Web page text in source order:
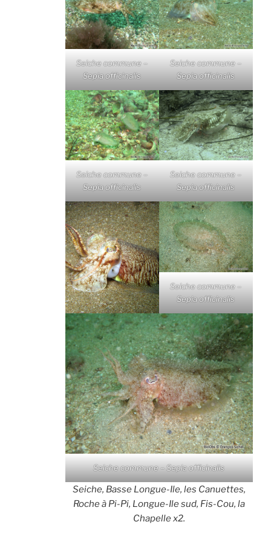
Seiche commune –
Sepia officinalis
Seiche commune –
Sepia officinalis
Seiche commune –
Sepia officinalis
Seiche commune –
Sepia officinalis
Seiche commune –
Sepia officinalis
Seiche commune – Sepia officinalis
Seiche, Basse Longue-Ile, les Canuettes,
Roche à Pi-Pi, Longue-Ile sud, Fis-Cou, la
Chapelle x2.